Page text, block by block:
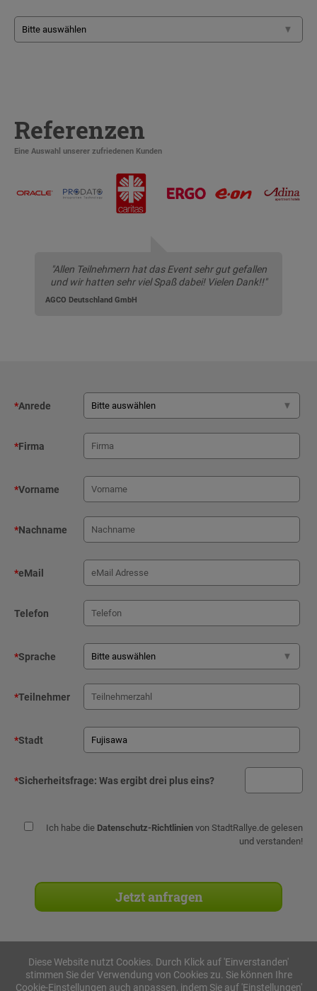
Referenzen
Eine Auswahl unserer zufriedenen Kunden
"Allen Teilnehmern hat das Event sehr gut gefallen
und wir hatten sehr viel Spaß dabei! Vielen Dank!!"
AGCO Deutschland GmbH
*Anrede
*Firma
*Vorname
*Nachname
*eMail
Telefon
*Sprache
*Teilnehmer
*Stadt
*Sicherheitsfrage: Was ergibt drei plus eins?
Ich habe die Datenschutz-Richtlinien von StadtRallye.de gelesen
und verstanden!
Stadtrallyes
Diese Website nutzt Cookies. Durch Klick auf 'Einverstanden'
stimmen Sie der Verwendung von Cookies zu. Sie können Ihre
Cookie-Einstellungen auch anpassen, indem Sie auf 'Einstellungen'